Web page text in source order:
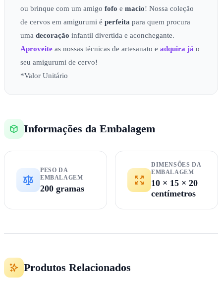
ou brinque com um amigo fofo e macio! Nossa coleção
de cervos em amigurumi é perfeita para quem procura
uma decoração infantil divertida e aconchegante.
Aproveite as nossas técnicas de artesanato e adquira já o
seu amigurumi de cervo!
*Valor Unitário
Informações da Embalagem
PESO DA
EMBALAGEM
200 gramas
DIMENSÕES DA
EMBALAGEM
10 × 15 × 20
centímetros
Produtos Relacionados